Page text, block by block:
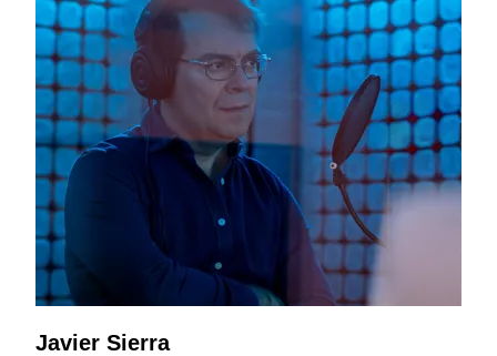
Javier Sierra